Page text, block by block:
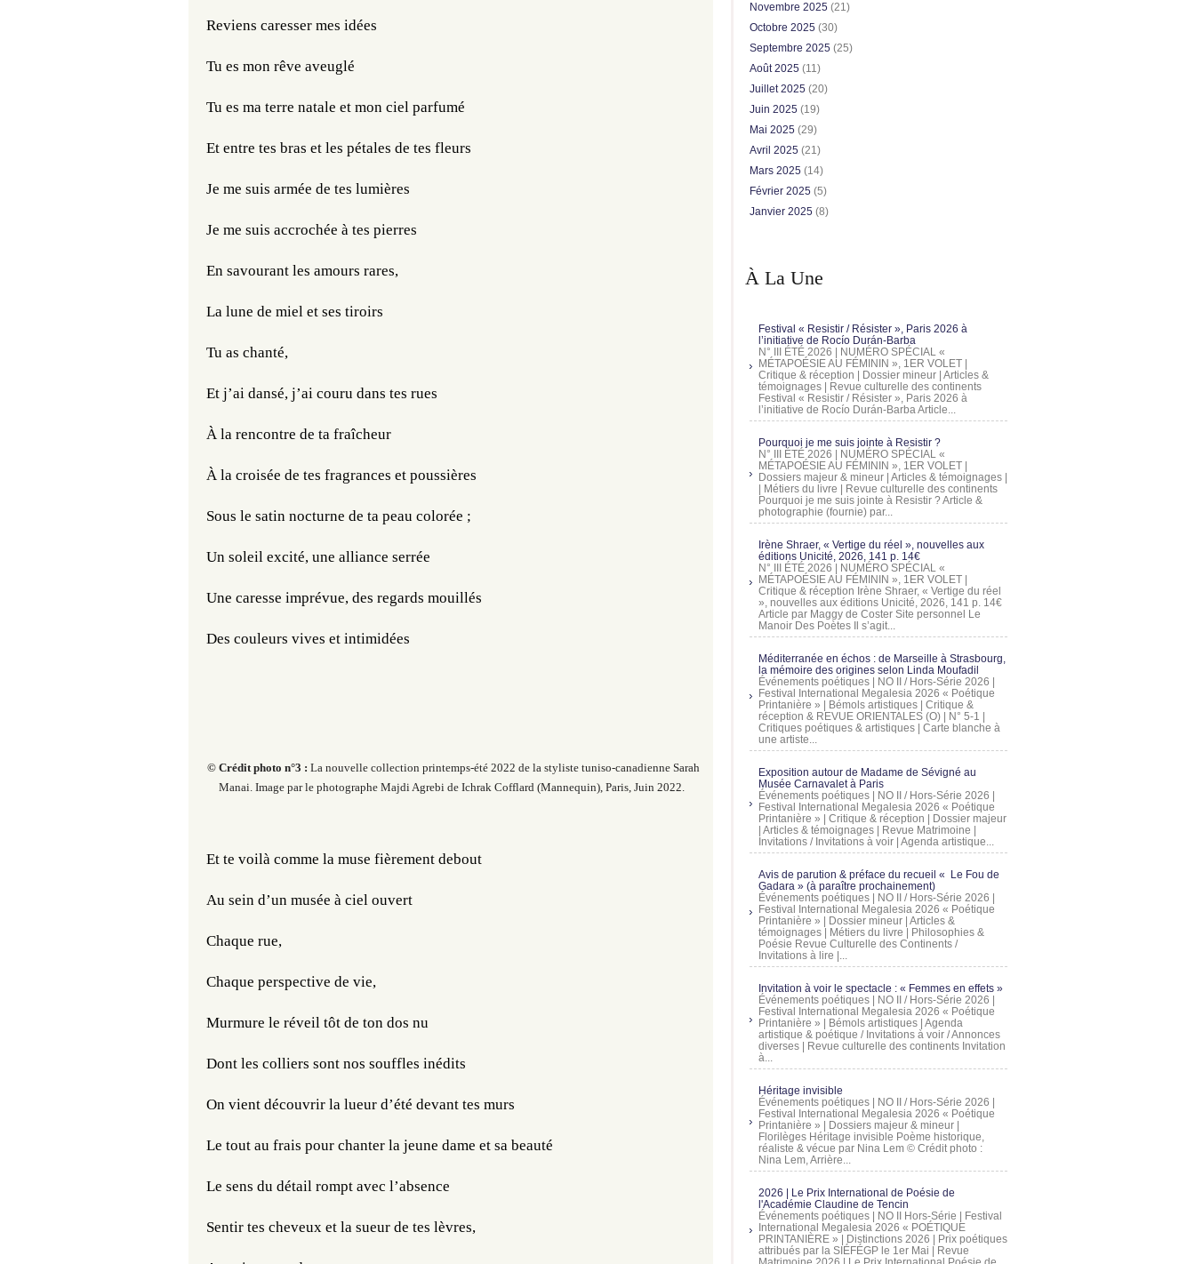
Reviens caresser mes idées
Tu es mon rêve aveuglé
Tu es ma terre natale et mon ciel parfumé
Et entre tes bras et les pétales de tes fleurs
Je me suis armée de tes lumières
Je me suis accrochée à tes pierres
En savourant les amours rares,
La lune de miel et ses tiroirs
Tu as chanté,
Et j’ai dansé, j’ai couru dans tes rues
À la rencontre de ta fraîcheur
À la croisée de tes fragrances et poussières
Sous le satin nocturne de ta peau colorée ;
Un soleil excité, une alliance serrée
Une caresse imprévue, des regards mouillés
Des couleurs vives et intimidées
© Crédit photo n°3 : La nouvelle collection printemps-été 2022 de la styliste tuniso-canadienne Sarah
Manai. Image par le photographe Majdi Agrebi de Ichrak Cofflard (Mannequin), Paris, Juin 2022.
Et te voilà comme la muse fièrement debout
Au sein d’un musée à ciel ouvert
Chaque rue,
Chaque perspective de vie,
Murmure le réveil tôt de ton dos nu
Dont les colliers sont nos souffles inédits
On vient découvrir la lueur d’été devant tes murs
Le tout au frais pour chanter la jeune dame et sa beauté
Le sens du détail rompt avec l’absence
Sentir tes cheveux et la sueur de tes lèvres,
Novembre 2025 (21)
Octobre 2025 (30)
Septembre 2025 (25)
Août 2025 (11)
Juillet 2025 (20)
Juin 2025 (19)
Mai 2025 (29)
Avril 2025 (21)
Mars 2025 (14)
Février 2025 (5)
Janvier 2025 (8)
À La Une
Festival « Resistir / Résister », Paris 2026 à
l’initiative de Rocío Durán-Barba
N° III ÉTÉ 2026 | NUMÉRO SPÉCIAL «
MÉTAPOÉSIE AU FÉMININ », 1ER VOLET |
Critique & réception | Dossier mineur | Articles &
témoignages | Revue culturelle des continents
Festival « Resistir / Résister », Paris 2026 à
l’initiative de Rocío Durán-Barba Article...
Pourquoi je me suis jointe à Resistir ?
N° III ÉTÉ 2026 | NUMÉRO SPÉCIAL «
MÉTAPOÉSIE AU FÉMININ », 1ER VOLET |
Dossiers majeur & mineur | Articles & témoignages |
| Métiers du livre | Revue culturelle des continents
Pourquoi je me suis jointe à Resistir ? Article &
photographie (fournie) par...
Irène Shraer, « Vertige du réel », nouvelles aux
éditions Unicité, 2026, 141 p. 14€
N° III ÉTÉ 2026 | NUMÉRO SPÉCIAL «
MÉTAPOÉSIE AU FÉMININ », 1ER VOLET |
Critique & réception Irène Shraer, « Vertige du réel
», nouvelles aux éditions Unicité, 2026, 141 p. 14€
Article par Maggy de Coster Site personnel Le
Manoir Des Poètes Il s’agit...
Méditerranée en échos : de Marseille à Strasbourg,
la mémoire des origines selon Linda Moufadil
Événements poétiques | NO II / Hors-Série 2026 |
Festival International Megalesia 2026 « Poétique
Printanière » | Bémols artistiques | Critique &
réception & REVUE ORIENTALES (O) | N° 5-1 |
Critiques poétiques & artistiques | Carte blanche à
une artiste...
Exposition autour de Madame de Sévigné au
Musée Carnavalet à Paris
Événements poétiques | NO II / Hors-Série 2026 |
Festival International Megalesia 2026 « Poétique
Printanière » | Critique & réception | Dossier majeur
| Articles & témoignages | Revue Matrimoine |
Invitations / Invitations à voir | Agenda artistique...
Avis de parution & préface du recueil « Le Fou de
Gadara » (à paraître prochainement)
Événements poétiques | NO II / Hors-Série 2026 |
Festival International Megalesia 2026 « Poétique
Printanière » | Dossier mineur | Articles &
témoignages | Métiers du livre | Philosophies &
Poésie Revue Culturelle des Continents /
Invitations à lire |...
Invitation à voir le spectacle : « Femmes en effets »
Événements poétiques | NO II / Hors-Série 2026 |
Festival International Megalesia 2026 « Poétique
Printanière » | Bémols artistiques | Agenda
artistique & poétique / Invitations à voir / Annonces
diverses | Revue culturelle des continents Invitation
à...
Héritage invisible
Événements poétiques | NO II / Hors-Série 2026 |
Festival International Megalesia 2026 « Poétique
Printanière » | Dossiers majeur & mineur |
Florilèges Héritage invisible Poème historique,
réaliste & vécue par Nina Lem © Crédit photo :
Nina Lem, Arrière...
2026 | Le Prix International de Poésie de
l'Académie Claudine de Tencin
Événements poétiques | NO II Hors-Série | Festival
International Megalesia 2026 « POÉTIQUE
PRINTANIÈRE » | Distinctions 2026 | Prix poétiques
attribués par la SIÉFÉGP le 1er Mai | Revue